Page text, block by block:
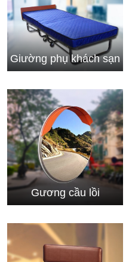
Giường phụ khách sạn
Gương cầu lồi